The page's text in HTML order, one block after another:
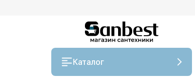
Каталог